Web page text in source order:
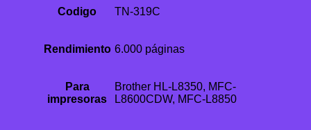
Codigo TN-319C
Rendimiento 6.000 páginas
Para
impresoras
Brother HL-L8350, MFC-
L8600CDW, MFC-L8850